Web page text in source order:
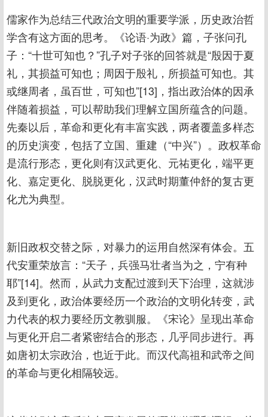
儒家作为总结三代政治文明的重要学派，历史政治哲
学含有这方面的思考。《论语·为政》篇，子张问孔
子：“十世可知也？”孔子对子张的回答就是“殷因于夏
礼，其损益可知也；周因于殷礼，所损益可知也。其
或继周者，虽百世，可知也”[13]，指出政治体的因承
伴随着损益，可以帮助我们理解立国所蕴含的问题。
先秦以后，革命和更化有丰富实践，两者覆盖多样态
的历史演变，包括了立国、重建（“中兴”）。政权革命
是流行形态，更化则有汉武更化、元祐更化，端平更
化、嘉定更化、脱脱更化，汉武时期董仲舒的复古更
化尤为典型。
新旧政权交替之际，对暴力的运用自然深有体会。五
代安重荣放言：“天子，兵强马壮者当为之，宁有种
耶”[14]。然而，从武力支配过渡到天下治理，这就涉
及到更化，政治体要经历一个政治的文明化转变，武
力代表的权力要经历文教驯服。《宋论》呈现出革命
与更化开启二者紧密结合的形态，几乎同步进行。再
如唐初太宗政治，也近于此。而汉代高祖和武帝之间
的革命与更化相隔较远。